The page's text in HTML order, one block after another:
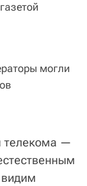
могли
телекома —